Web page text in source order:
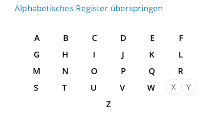
Alphabetisches Register überspringen
A B C D E
F
G
H I J K
L
M
N O P Q
R
S
T U V W X
Y
Z